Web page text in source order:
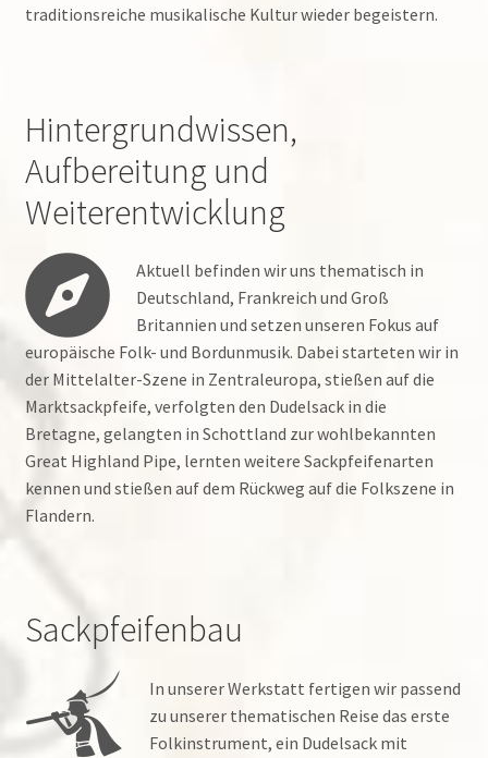
traditionsreiche musikalische Kultur wieder begeistern.
Hintergrundwissen,
Aufbereitung und
Weiterentwicklung
Aktuell befinden wir uns thematisch in
Deutschland, Frankreich und Groß
Britannien und setzen unseren Fokus auf
europäische Folk- und Bordunmusik. Dabei starteten wir in
der Mittelalter-Szene in Zentraleuropa, stießen auf die
Marktsackpfeife, verfolgten den Dudelsack in die
Bretagne, gelangten in Schottland zur wohlbekannten
Great Highland Pipe, lernten weitere Sackpfeifenarten
kennen und stießen auf dem Rückweg auf die Folkszene in
Flandern.
Sackpfeifenbau
In unserer Werkstatt fertigen wir passend
zu unserer thematischen Reise das erste
Folkinstrument, ein Dudelsack mit